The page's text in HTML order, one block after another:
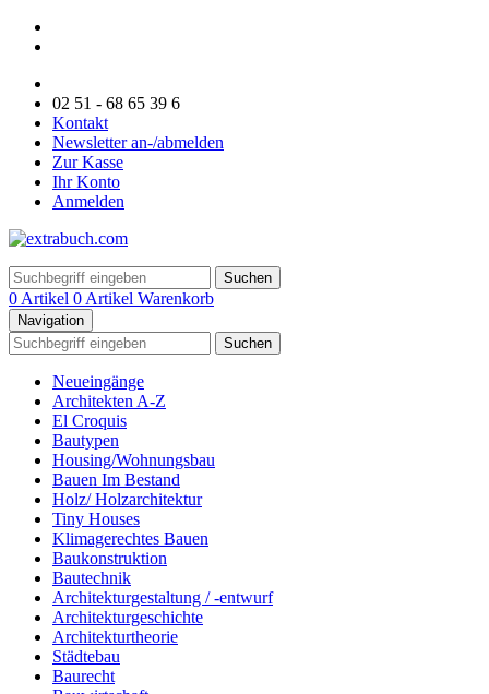
02 51 - 68 65 39 6
Kontakt
Newsletter an-/abmelden
Zur Kasse
Ihr Konto
Anmelden
Suchen
0 Artikel 0 Artikel Warenkorb
Navigation
Suchen
Neueingänge
Architekten A-Z
El Croquis
Bautypen
Housing/Wohnungsbau
Bauen Im Bestand
Holz/ Holzarchitektur
Tiny Houses
Klimagerechtes Bauen
Baukonstruktion
Bautechnik
Architekturgestaltung / -entwurf
Architekturgeschichte
Architekturtheorie
Städtebau
Baurecht